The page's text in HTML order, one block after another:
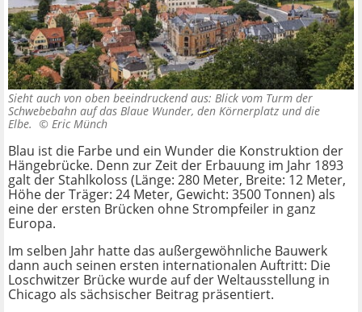
Sieht auch von oben beeindruckend aus: Blick vom Turm der
Schwebebahn auf das Blaue Wunder, den Körnerplatz und die
Elbe. © Eric Münch
Blau ist die Farbe und ein Wunder die Konstruktion der
Hängebrücke. Denn zur Zeit der Erbauung im Jahr 1893
galt der Stahlkoloss (Länge: 280 Meter, Breite: 12 Meter,
Höhe der Träger: 24 Meter, Gewicht: 3500 Tonnen) als
eine der ersten Brücken ohne Strompfeiler in ganz
Europa.
Im selben Jahr hatte das außergewöhnliche Bauwerk
dann auch seinen ersten internationalen Auftritt: Die
Loschwitzer Brücke wurde auf der Weltausstellung in
Chicago als sächsischer Beitrag präsentiert.